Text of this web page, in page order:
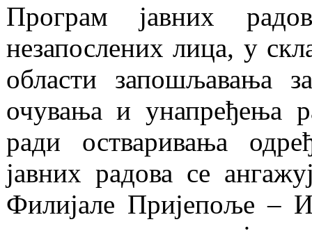
Програм јавних
незапослених лица, у
области запошљавања
очувања и унапређења
ради остваривања
јавних радова се
Филијале Пријепоље –